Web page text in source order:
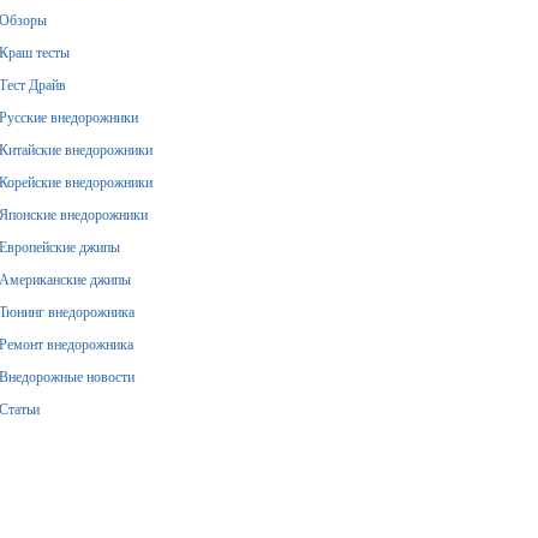
Обзоры
Краш тесты
Тест Драйв
Русские внедорожники
Китайские внедорожники
Корейские внедорожники
Японские внедорожники
Европейские джипы
Американские джипы
Тюнинг внедорожника
Ремонт внедорожника
Внедорожные новости
Статьи